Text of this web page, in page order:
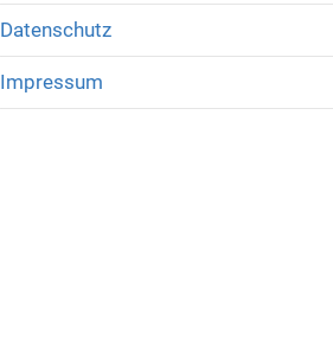
Datenschutz
Impressum